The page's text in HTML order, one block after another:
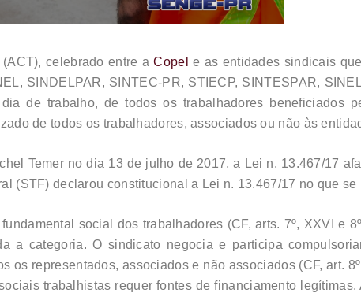
celebrado entre aCopel e as entidades sindicais
SINDELPAR, SINTEC-PR, STIECP, SINTESPAR,
de trabalho, de todos os trabalhadores beneficiados
de todos os trabalhadores, associados ou não às
Temer no dia 13 de julho de 2017, a Lei n. 13.467/17
(STF) declarou constitucional a Lei n. 13.467/17 no que
social dos trabalhadores (CF, arts. 7º, XXVI e
a categoria. O sindicato negocia e participa
os representados, associados e não associados (CF, art.
trabalhistas requer fontes de financiamento